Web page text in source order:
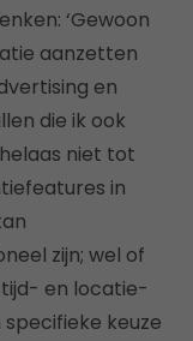
‘Gewoon
aanzetten
en
die ik ook
niet tot
in
zijn; wel of
en locatie-
keuze